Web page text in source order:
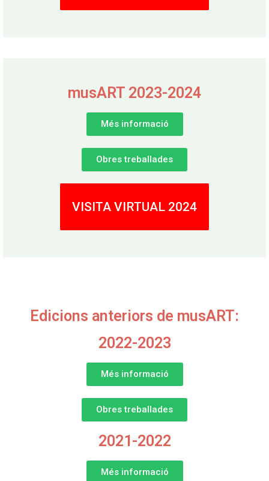
musART 2023-2024
Més informació
Obres treballades
VISITA VIRTUAL 2024
Edicions anteriors de musART:
2022-2023
Més informació
Obres treballades
2021-2022
Més informació